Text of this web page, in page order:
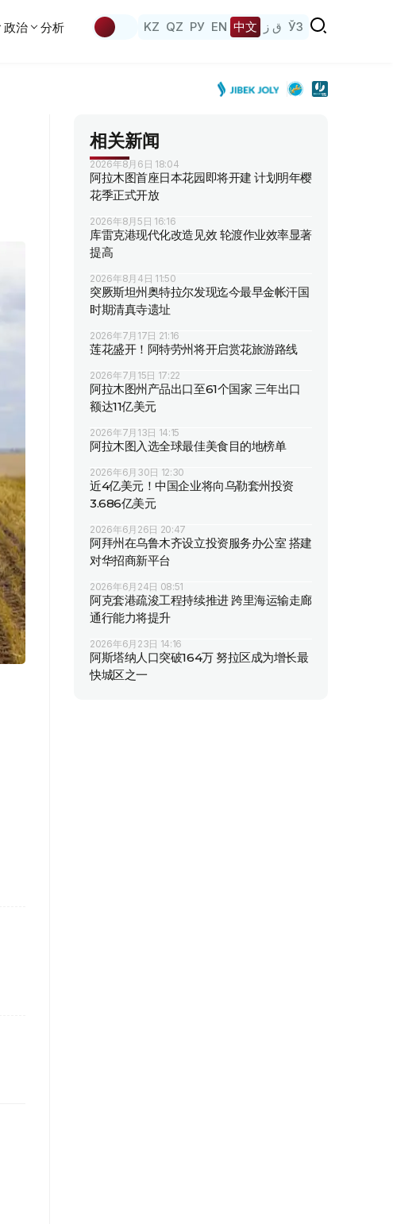
政治 分析 KZ QZ РУ EN 中文 ق ز ЎЗ
相关新闻
2026年8月6日 18:04
阿拉木图首座日本花园即将开建 计划明年樱
花季正式开放
2026年8月5日 16:16
库雷克港现代化改造见效 轮渡作业效率显著
提高
2026年8月4日 11:50
突厥斯坦州奥特拉尔发现迄今最早金帐汗国
时期清真寺遗址
2026年7月17日 21:16
莲花盛开！阿特劳州将开启赏花旅游路线
2026年7月15日 17:22
阿拉木图州产品出口至61个国家 三年出口
额达11亿美元
2026年7月13日 14:15
阿拉木图入选全球最佳美食目的地榜单
2026年6月30日 12:30
近4亿美元！中国企业将向乌勒套州投资
3.686亿美元
2026年6月26日 20:47
阿拜州在乌鲁木齐设立投资服务办公室 搭建
对华招商新平台
2026年6月24日 08:51
阿克套港疏浚工程持续推进 跨里海运输走廊
通行能力将提升
2026年6月23日 14:16
阿斯塔纳人口突破164万 努拉区成为增长最
快城区之一